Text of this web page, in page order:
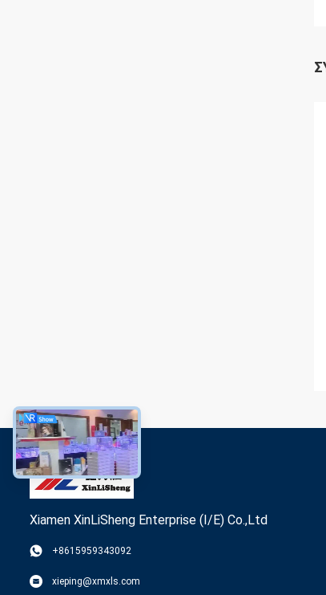
Xiamen XinLiSheng Enterprise (I/E) Co.,Ltd
+8615959343092
xieping@xmxls.com